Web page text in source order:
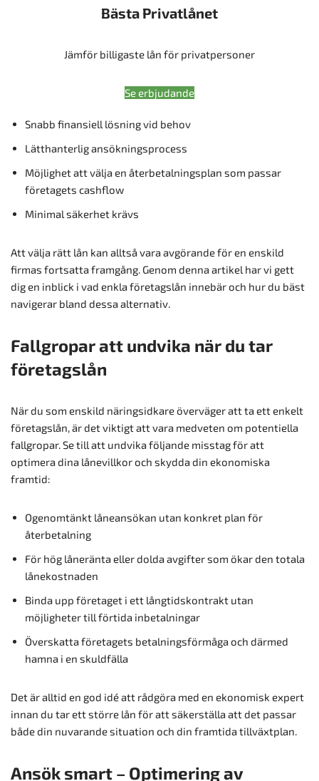
Bästa Privatlånet
Jämför billigaste lån för privatpersoner
Se erbjudande
Snabb finansiell lösning vid behov
Lätthanterlig ansökningsprocess
Möjlighet att välja en återbetalningsplan som passar
företagets cashflow
Minimal säkerhet krävs
Att välja rätt lån kan alltså vara avgörande för en enskild
firmas fortsatta framgång. Genom denna artikel har vi gett
dig en inblick i vad enkla företagslån innebär och hur du bäst
navigerar bland dessa alternativ.
Fallgropar att undvika när du tar
företagslån
När du som enskild näringsidkare överväger att ta ett enkelt
företagslån, är det viktigt att vara medveten om potentiella
fallgropar. Se till att undvika följande misstag för att
optimera dina lånevillkor och skydda din ekonomiska
framtid:
Ogenomtänkt låneansökan utan konkret plan för
återbetalning
För hög låneränta eller dolda avgifter som ökar den totala
lånekostnaden
Binda upp företaget i ett långtidskontrakt utan
möjligheter till förtida inbetalningar
Överskatta företagets betalningsförmåga och därmed
hamna i en skuldfälla
Det är alltid en god idé att rådgöra med en ekonomisk expert
innan du tar ett större lån för att säkerställa att det passar
både din nuvarande situation och din framtida tillväxtplan.
Ansök smart – Optimering av